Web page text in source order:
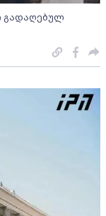
გადაღებულ